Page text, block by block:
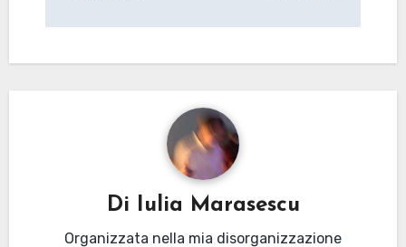
Di Iulia Marasescu
Organizzata nella mia disorganizzazione